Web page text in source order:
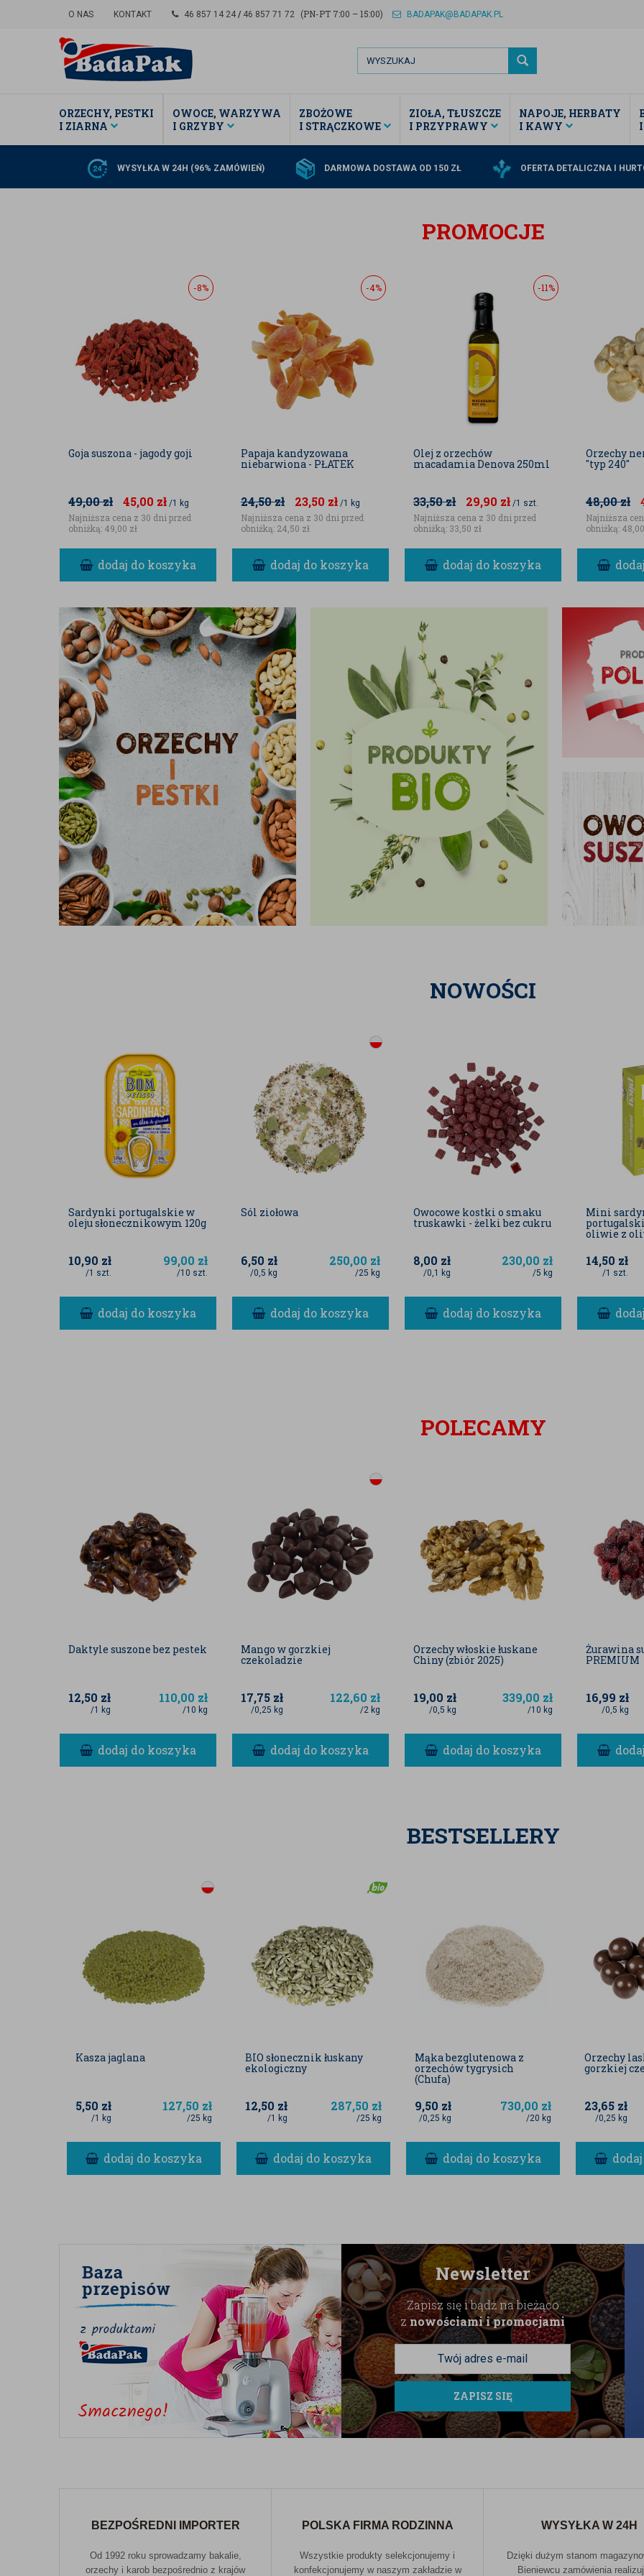
O NAS KONTAKT 46 857 14 24 / 46 857 71 72 (PN-PT 7:00 – 15:00) BADAPAK@BADAPAK.PL
ORZECHY, PESTKI
I ZIARNA
OWOCE, WARZYWA
I GRZYBY
ZBOŻOWE
I STRĄCZKOWE
ZIOŁA, TŁUSZCZE
I PRZYPRAWY
NAPOJE, HERBATY
I KAWY
WYSYŁKA W 24H (96% ZAMÓWIEŃ) DARMOWA DOSTAWA OD 150 ZŁ OFERTA DETALICZNA I
PROMOCJE
-8%
Goja suszona - jagody goji
49,00zł 45,00 zł /1 kg
Najniższa cena z 30 dni przed
obniżką: 49,00 zł
dodaj do koszyka
-4%
Papaja kandyzowana
niebarwiona - PŁATEK
24,50zł 23,50 zł /1 kg
Najniższa cena z 30 dni przed
obniżką: 24,50 zł
dodaj do koszyka
-11%
Olej z orzechów
macadamia Denova 250ml
33,50zł 29,90 zł /1 szt.
Najniższa cena z 30 dni przed
obniżką: 33,50 zł
dodaj do koszyka
Orzechy
"typ 240"
48,00zł
Najniższa
obniżką:
NOWOŚCI
Sardynki portugalskie w
oleju słonecznikowym 120g
10,90 zł
/1 szt.
99,00 zł
/10 szt.
dodaj do koszyka
Sól ziołowa
6,50 zł
/0,5 kg
250,00 zł
/25 kg
dodaj do koszyka
Owocowe kostki o smaku
truskawki - żelki bez cukru
8,00 zł
/0,1 kg
230,00 zł
/5 kg
dodaj do koszyka
Mini
oliwie z
14,50 zł
/1 szt.
POLECAMY
Daktyle suszone bez pestek
12,50 zł
/1 kg
110,00 zł
/10 kg
dodaj do koszyka
Mango w gorzkiej
czekoladzie
17,75 zł
/0,25 kg
122,60 zł
/2 kg
dodaj do koszyka
Orzechy włoskie łuskane
Chiny (zbiór 2025)
19,00 zł
/0,5 kg
339,00 zł
/10 kg
dodaj do koszyka
Żurawina
PREMIUM
16,99 zł
/0,5 kg
BESTSELLERY
Kasza jaglana
5,50 zł
/1 kg
127,50 zł
/25 kg
dodaj do koszyka
BIO słonecznik łuskany
ekologiczny
12,50 zł
/1 kg
287,50 zł
/25 kg
dodaj do koszyka
Mąka bezglutenowa z
orzechów tygrysich
(Chufa)
9,50 zł
/0,25 kg
730,00 zł
/20 kg
dodaj do koszyka
Orzechy
gorzkiej
23,65 zł
/0,25 kg
Newsletter
Zapisz się i bądź na bieżąco
znowościami i promocjami
ZAPISZ SIĘ
BEZPOŚREDNI IMPORTER
Od 1992 roku sprowadzamy bakalie,
orzechy i karob bezpośrednio z krajów
POLSKA FIRMA RODZINNA
Wszystkie produkty selekcjonujemy i
konfekcjonujemy w naszym zakładzie w
WYSYŁKA W 24H
Dzięki dużym stanom
Bieniewcu zamówienia